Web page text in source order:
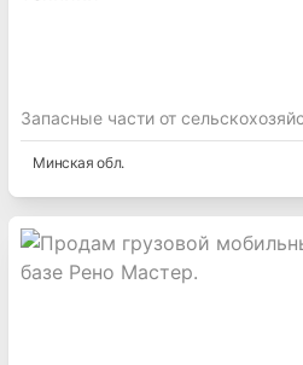
Запасные части от
Минская обл.